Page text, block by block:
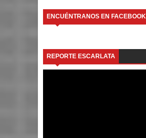
ENCUÉNTRANOS EN FACEBOOK
REPORTE ESCARLATA